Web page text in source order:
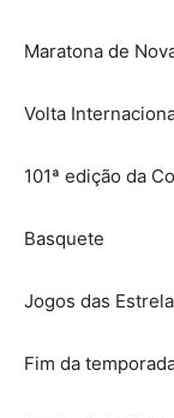
Maratona de
Volta
101ª edição da
Basquete
Jogos das
Fim da